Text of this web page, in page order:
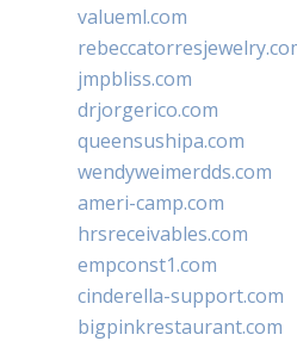
valueml.com
jmpbliss.com
drjorgerico.com
queensushipa.com
wendyweimerdds.com
ameri-camp.com
hrsreceivables.com
empconst1.com
cinderella-support.com
bigpinkrestaurant.com